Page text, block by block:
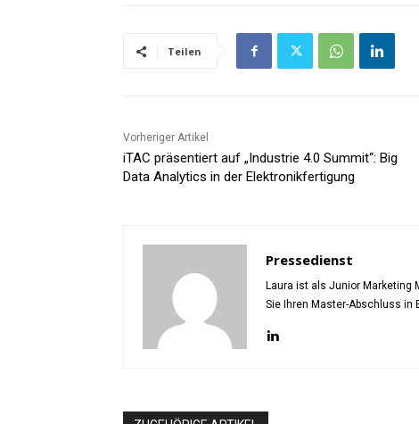
Teilen
Vorheriger Artikel
iTAC präsentiert auf „Industrie 4.0 Summit“: Big
Data Analytics in der Elektronikfertigung
Pressedienst
Laura ist als Junior Marketing
Sie Ihren Master-Abschluss in